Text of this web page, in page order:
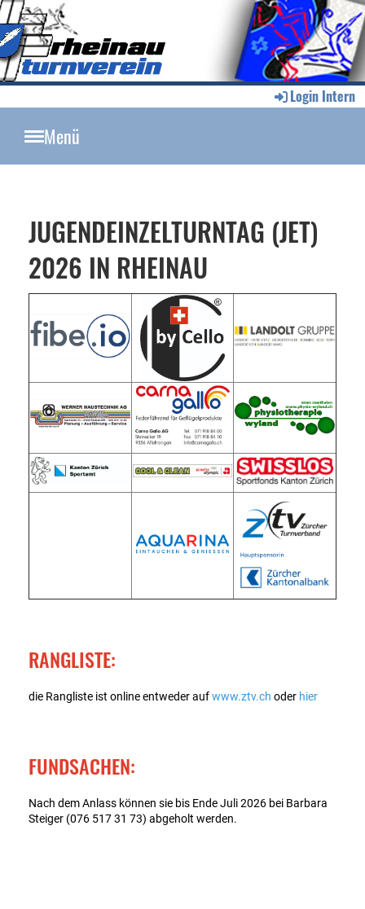
Login Intern
Menü
JUGENDEINZELTURNTAG (JET)
2026 IN RHEINAU
RANGLISTE:
die Rangliste ist online entweder aufwww.ztv.ch oder hier
FUNDSACHEN:
Nach dem Anlass können sie bis Ende Juli 2026 bei Barbara
Steiger (076 517 31 73) abgeholt werden.